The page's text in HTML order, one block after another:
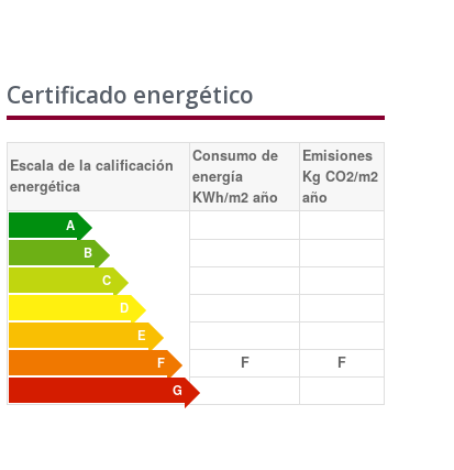
Certificado energético
Escala de la calificación
energética
Consumo de
energía
KWh/m2 año
Emisiones
Kg CO2/m2
año
A
B
C
D
E
F
F F
G